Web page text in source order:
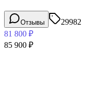
Отзывы
29982
81 800 ₽
85 900 ₽